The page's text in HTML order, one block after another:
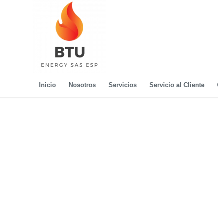
Inicio Nosotros Servicios Servicio al Cliente